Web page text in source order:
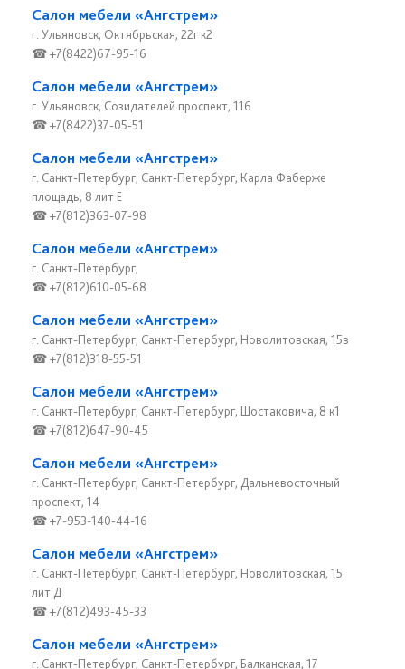
Салон мебели «Ангстрем»
г. Ульяновск, Октябрьская, 22г к2
☎ +7(8422)67-95-16
Салон мебели «Ангстрем»
г. Ульяновск, Созидателей проспект, 116
☎ +7(8422)37-05-51
Салон мебели «Ангстрем»
г. Санкт-Петербург, Санкт-Петербург, Карла Фаберже
площадь, 8 лит Е
☎ +7(812)363-07-98
Салон мебели «Ангстрем»
г. Санкт-Петербург,
☎ +7(812)610-05-68
Салон мебели «Ангстрем»
г. Санкт-Петербург, Санкт-Петербург, Новолитовская, 15в
☎ +7(812)318-55-51
Салон мебели «Ангстрем»
г. Санкт-Петербург, Санкт-Петербург, Шостаковича, 8 к1
☎ +7(812)647-90-45
Салон мебели «Ангстрем»
г. Санкт-Петербург, Санкт-Петербург, Дальневосточный
проспект, 14
☎ +7-953-140-44-16
Салон мебели «Ангстрем»
г. Санкт-Петербург, Санкт-Петербург, Новолитовская, 15
лит Д
☎ +7(812)493-45-33
Салон мебели «Ангстрем»
г. Санкт-Петербург, Санкт-Петербург, Балканская, 17